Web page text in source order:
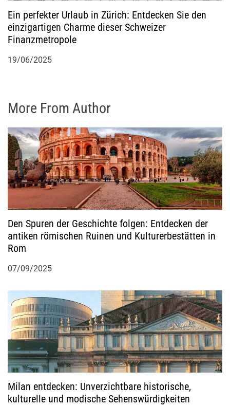
Ein perfekter Urlaub in Zürich: Entdecken Sie den
einzigartigen Charme dieser Schweizer
Finanzmetropole
19/06/2025
More From Author
Den Spuren der Geschichte folgen: Entdecken der
antiken römischen Ruinen und Kulturerbestätten in
Rom
07/09/2025
Milan entdecken: Unverzichtbare historische,
kulturelle und modische Sehenswürdigkeiten